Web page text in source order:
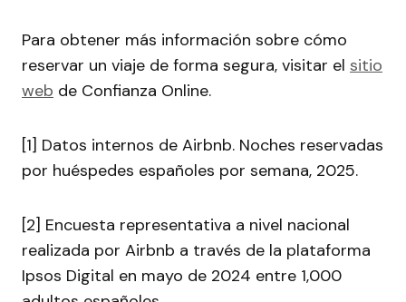
Para obtener más información sobre cómo
reservar un viaje de forma segura, visitar el sitio
web de Confianza Online.
[1] Datos internos de Airbnb. Noches reservadas
por huéspedes españoles por semana, 2025.
[2] Encuesta representativa a nivel nacional
realizada por Airbnb a través de la plataforma
Ipsos Digital en mayo de 2024 entre 1,000